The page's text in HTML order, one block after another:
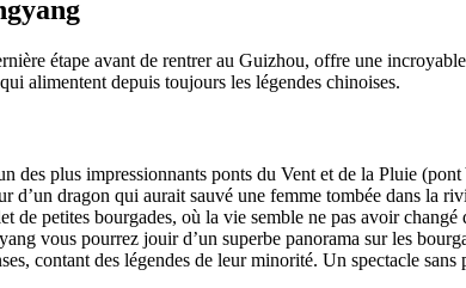
étape avant de rentrer au Guizhou, offre une
alimentent depuis toujours les légendes chinoises.
plus impressionnants ponts du Vent et de la Pluie
dragon qui aurait sauvé une femme tombée dans la
petites bourgades, où la vie semble ne pas avoir
vous pourrez jouir d’un superbe panorama sur les
contant des légendes de leur minorité. Un spectacle